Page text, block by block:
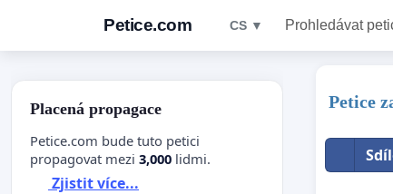
Petice.com CS ▼ Prohledávat
Petice
Placená propagace
Petice.com bude tuto petici
propagovat mezi 3,000 lidmi.
Zjistit více...